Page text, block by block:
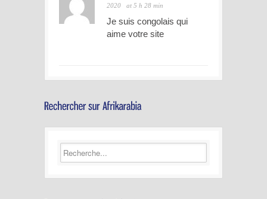
2020 at 5 h 28 min
Je suis congolais qui
aime votre site